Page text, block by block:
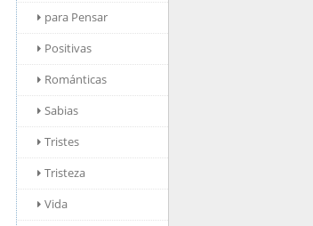
para Pensar
Positivas
Románticas
Sabias
Tristes
Tristeza
Vida